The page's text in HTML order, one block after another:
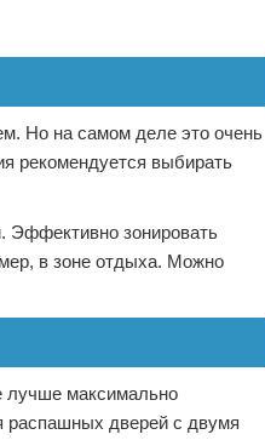
Но на самом деле это очень
рекомендуется выбирать
Эффективно зонировать
в зоне отдыха. Можно
лучше максимально
распашных дверей с двумя